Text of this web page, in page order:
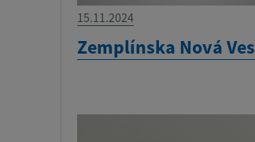
15.11.2024
Zemplínska Nová Ves